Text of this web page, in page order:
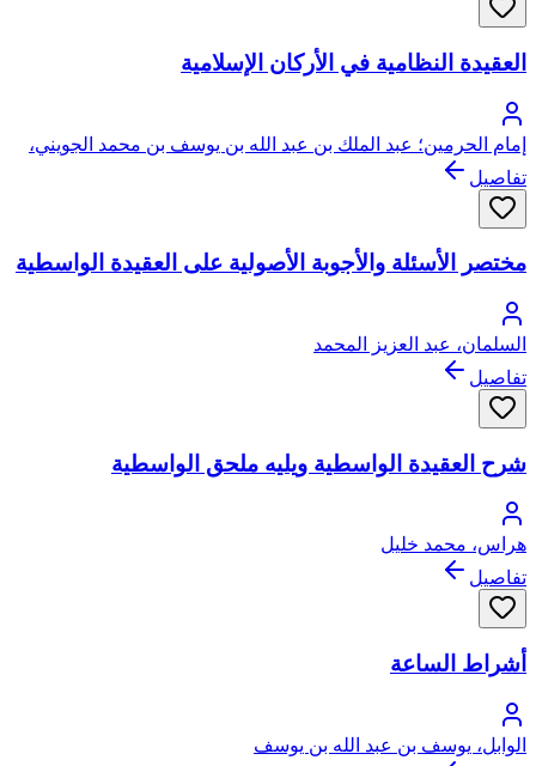
العقيدة النظامية في الأركان الإسلامية
إمام الحرمين؛ عبد الملك بن عبد الله بن يوسف بن محمد الجويني،
أبو المعالي، ركن الدين، الملقب بإمام الحرمين
تفاصيل
مختصر الأسئلة والأجوبة الأصولية على العقيدة الواسطية
السلمان، عبد العزيز المحمد
تفاصيل
شرح العقيدة الواسطية ويليه ملحق الواسطية
هراس، محمد خليل
تفاصيل
أشراط الساعة
الوابل، يوسف بن عبد الله بن يوسف